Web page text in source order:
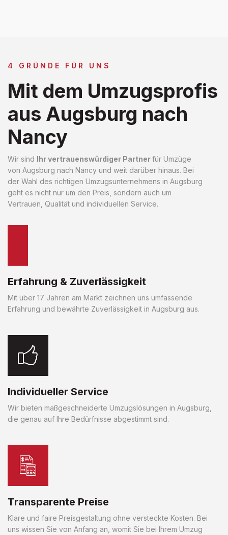
4 GRÜNDE FÜR UNS
Mit dem Umzugsprofis
aus Augsburg nach
Nancy
Wir sind Ihr vertrauenswürdiger Partnerfür Umzüge
von Augsburg nach Nancy und weit darüber hinaus. Bei
der Wahl des richtigen Umzugsunternehmens in Augsburg
geht es nicht nur um den Preis, sondern auch um
Vertrauen, Qualität und individuellen Service.
Erfahrung & Zuverlässigkeit
Mit über 17 Jahren am Markt zeichnen uns umfassende
Erfahrung und bewährte Zuverlässigkeit in Augsburg aus.
Individueller Service
Wir bieten maßgeschneiderte Umzugslösungen in Augsburg,
die genau auf Ihre Bedürfnisse abgestimmt sind.
Transparente Preise
Klare und faire Preisgestaltung ohne versteckte Kosten. Bei
uns wissen Sie von Anfang an, womit Sie bei Ihrem Umzug